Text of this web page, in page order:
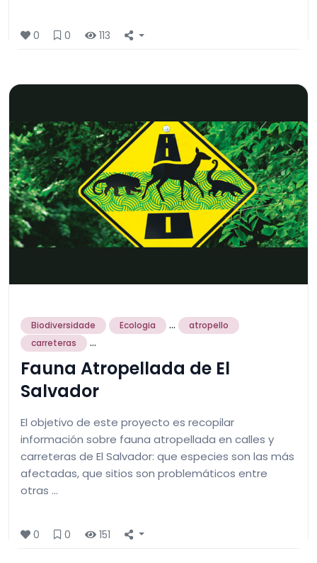
0 0 113
Biodiversidade Ecologia ...
atropello
carreteras
...
Fauna Atropellada de El
Salvador
El objetivo de este proyecto es recopilar
información sobre fauna atropellada en calles y
carreteras de El Salvador: que especies son las más
afectadas, que sitios son problemáticos entre
otras …
0 0 151